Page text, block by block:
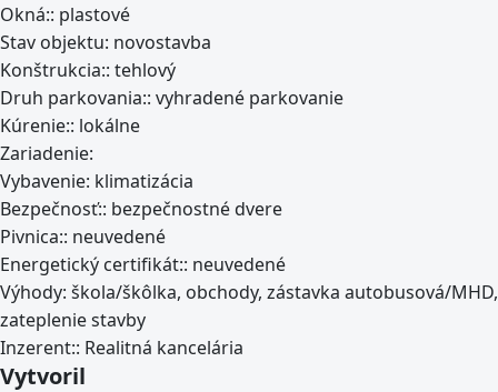
Okná:: plastové
Stav objektu: novostavba
Konštrukcia:: tehlový
Druh parkovania:: vyhradené parkovanie
Kúrenie:: lokálne
Zariadenie:
Vybavenie: klimatizácia
Bezpečnosť:: bezpečnostné dvere
Pivnica:: neuvedené
Energetický certifikát:: neuvedené
Výhody: škola/škôlka, obchody, zástavka autobusová/MHD,
zateplenie stavby
Inzerent:: Realitná kancelária
Vytvoril